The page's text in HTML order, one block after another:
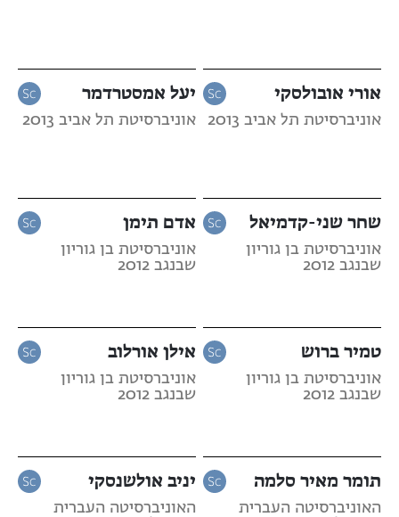
אורי אובולסקי
אוניברסיטת תל אביב 2013
יעל אמסטרדמר
אוניברסיטת תל אביב 2013
שחר שני-קדמיאל
אוניברסיטת בן גוריון
שבנגב 2012
אדם תימן
אוניברסיטת בן גוריון
שבנגב 2012
טמיר ברוש
אוניברסיטת בן גוריון
שבנגב 2012
אילן אורלוב
אוניברסיטת בן גוריון
שבנגב 2012
תומר מאיר סלמה
האוניברסיטה העברית
יניב אולשנסקי
האוניברסיטה העברית